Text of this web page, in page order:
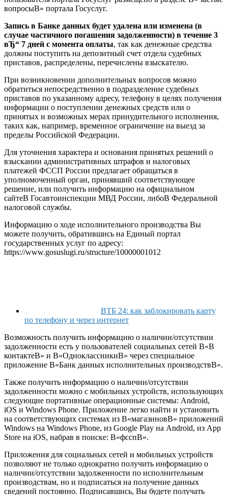
вопросыВ» портала Госуслуг.
Запись в Банке данных будет удалена или изменена (в
случае частичного погашения задолженности) в течение 3
вЂ“ 7 дней с момента оплаты, так как денежные средства
должны поступить на депозитный счет отдела судебных
приставов, распределены, перечислены взыскателю.
При возникновении дополнительных вопросов можно
обратиться непосредственно в подразделение судебных
приставов по указанному адресу, телефону в целях получения
информации о поступлении денежных средств или о
принятых и возможных мерах принудительного исполнения,
таких как, например, временное ограничение на выезд за
пределы Российской Федерации.
Для уточнения характера и основания принятых решений о
взыскании административных штрафов и налоговых
платежей ФССП России предлагает обращаться в
уполномоченный орган, принявший соответствующее
решение, или получить информацию на официальном
сайтеВ Госавтоинспекции МВД России, либоВ Федеральной
налоговой службы.
Информацию о ходе исполнительного производства Вы
можете получить, обратившись на Единый портал
государственных услуг по адресу:
https://www.gosuslugi.ru/structure/10000001012
ВТБ 24: как заблокировать карту
по телефону и через интернет
Возможность получить информацию о наличии/отсутствии
задолженности есть у пользователей социальных сетей В«В
контактеВ» и В«ОдноклассникиВ» через специальное
приложение В«Банк данных исполнительных производствВ».
Также получить информацию о наличии/отсутствии
задолженности можно с мобильных устройств, использующих
следующие портативные операционные системы: Android,
iOS и Windows Phone. Приложение легко найти и установить
на соответствующих системах из В«магазиновВ» приложений
Windows на Windows Phone, из Google Play на Android, из App
Store на iOS, набрав в поиске: В«фсспВ».
Приложения для социальных сетей и мобильных устройств
позволяют не только однократно получить информацию о
наличии/отсутствии задолженности по исполнительным
производствам, но и подписаться на получение данных
сведений постоянно. Подписавшись, Вы будете получать